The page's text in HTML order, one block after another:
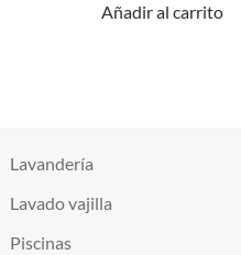
Añadir al carrito
Lavandería
Lavado vajilla
Piscinas